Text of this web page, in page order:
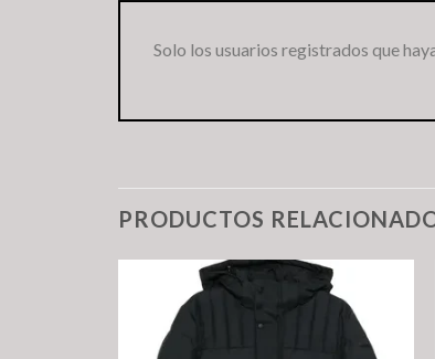
Solo los usuarios registrados que
PRODUCTOS